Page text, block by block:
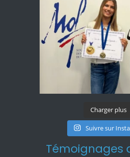
Charger plus
Suivre sur
Témoignages